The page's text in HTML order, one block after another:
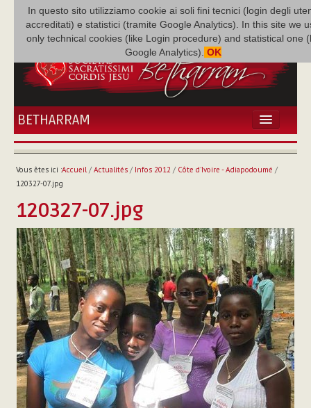
In questo sito utilizziamo cookie ai soli fini tecnici (login degli
accreditati) e statistici (tramite Google Analytics). In this site we
only technical cookies (like Login procedure) and statistical one
Google Analytics). OK
BETHARRAM
ACCUEIL
BÉTHARRAM
MISSION
NEF
MULTIMÉDIA
P. AUGUSTE ETCHÉCOPAR
Vous êtes ici :Accueil/ Actualités/ Infos 2012 / Côte d'Ivoire - Adiapodoumé /
120327-07.jpg
120327-07.jpg